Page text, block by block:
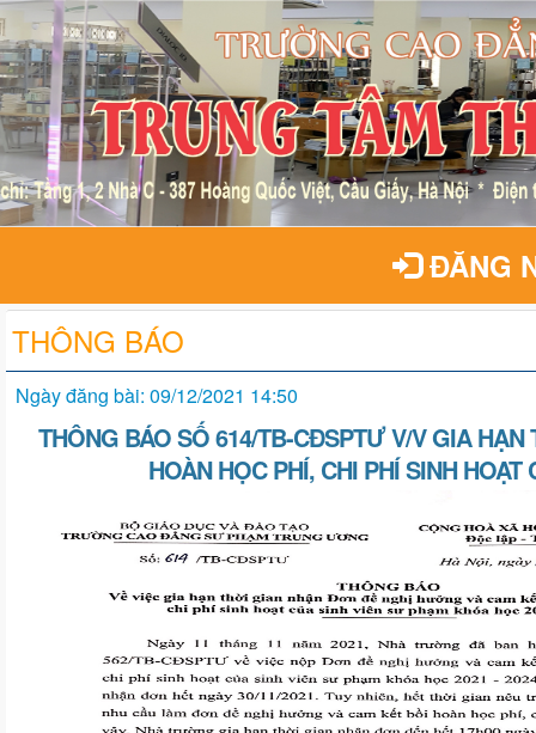
ĐĂNG
THÔNG BÁO
Ngày đăng bài: 09/12/2021 14:50
THÔNG BÁO SỐ 614/TB-CĐSPTƯ V/V GIA
HOÀN HỌC PHÍ, CHI PHÍ SINH